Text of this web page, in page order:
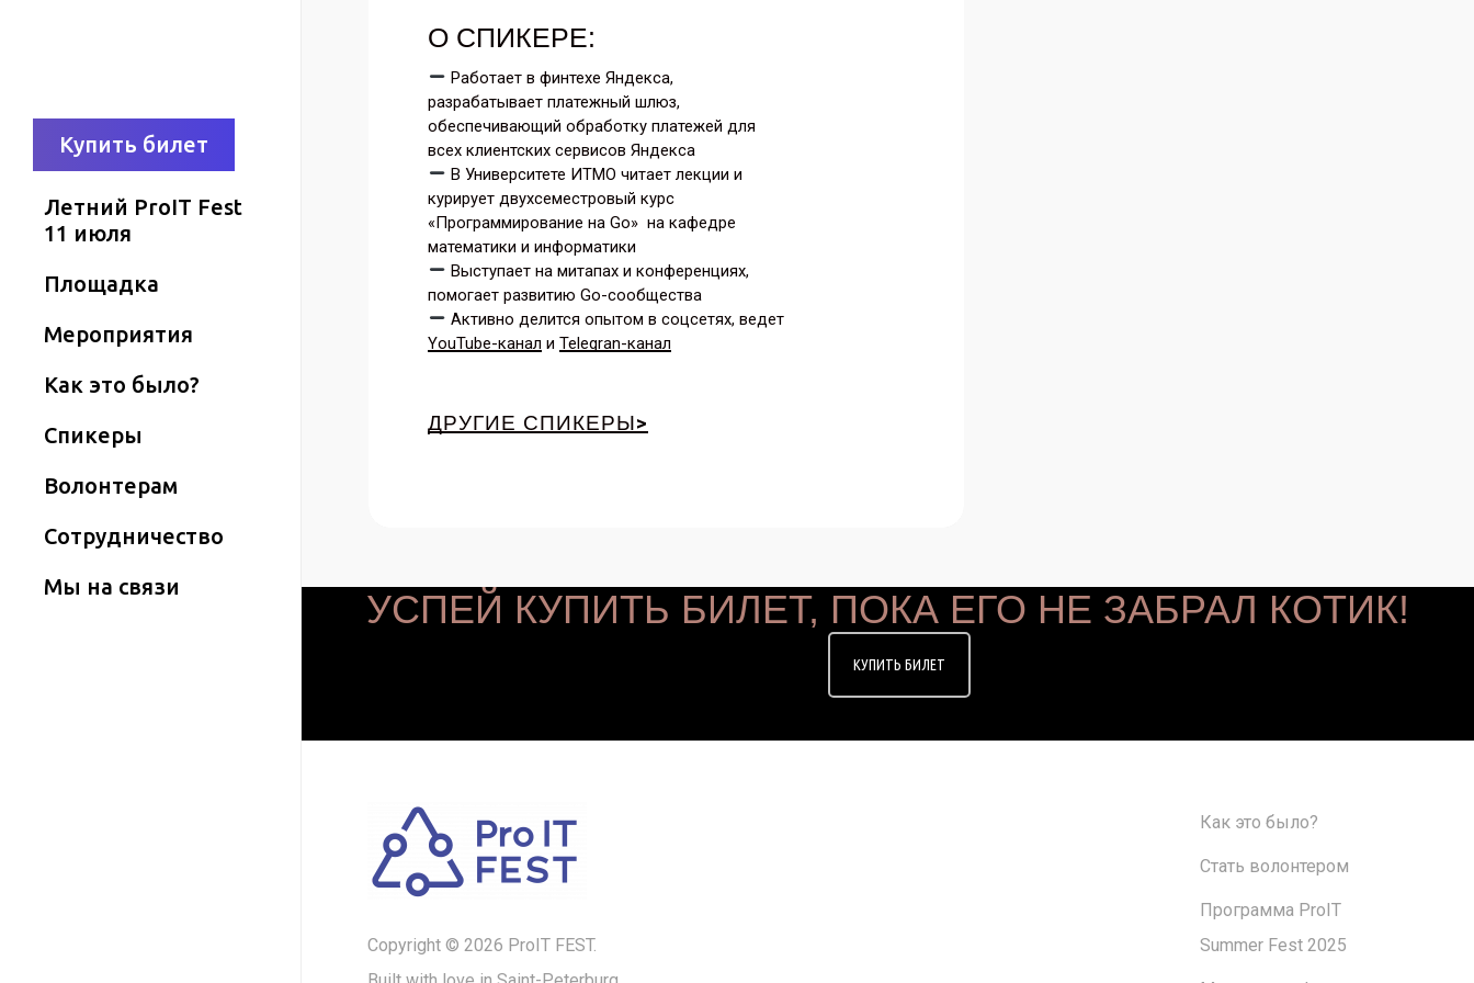
Купить билет
Летний ProIT Fest
11 июля
Площадка
Мероприятия
Как это было?
Спикеры
Волонтерам
Сотрудничество
Мы на связи
О СПИКЕРЕ:
Работает в финтехе Яндекса,
разрабатывает платежный шлюз,
обеспечивающий обработку платежей для
всех клиентских сервисов Яндекса
В Университете ИТМО читает лекции и
курирует двухсеместровый курс
«Программирование на Go» на кафедре
математики и информатики
Выступает на митапах и конференциях,
помогает развитию Go-сообщества
Активно делится опытом в соцсетях, ведет
YouTube-канал и Telegran-канал
ДРУГИЕ СПИКЕРЫ>
УСПЕЙ КУПИТЬ БИЛЕТ, ПОКА ЕГО НЕ ЗАБРАЛ КОТИК!
КУПИТЬ БИЛЕТ
Copyright © 2026 ProIT FEST.
Как это было?
Стать волонтером
Программа ProIT
Summer Fest 2025